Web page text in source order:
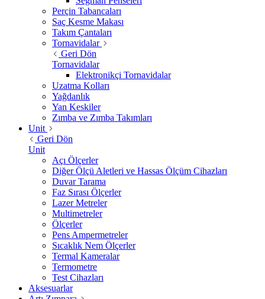
Perçin Tabancaları
Saç Kesme Makası
Takım Çantaları
Tornavidalar
Geri Dön
Tornavidalar
Elektronikçi Tornavidalar
Uzatma Kolları
Yağdanlık
Yan Keskiler
Zımba ve Zımba Takımları
Unit
Geri Dön
Unit
Açı Ölçerler
Diğer Ölçü Aletleri ve Hassas Ölçüm Cihazları
Duvar Tarama
Faz Sırası Ölçerler
Lazer Metreler
Multimetreler
Ölçerler
Pens Ampermetreler
Sıcaklık Nem Ölçerler
Termal Kameralar
Termometre
Test Cihazları
Aksesuarlar